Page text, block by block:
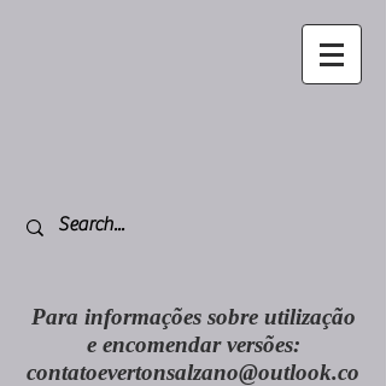
Para informações sobre utilização
e encomendar versões:
contatoevertonsalzano@outlook.co